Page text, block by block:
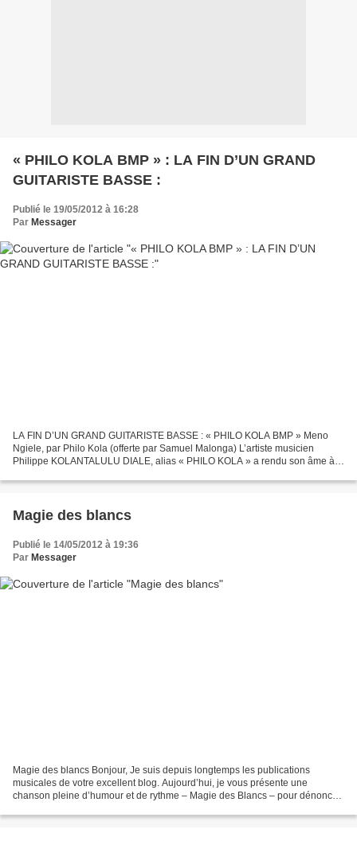
« PHILO KOLA BMP » : LA FIN D’UN GRAND
GUITARISTE BASSE :
Publié le 19/05/2012 à 16:28
Par Messager
LA FIN D’UN GRAND GUITARISTE BASSE : « PHILO KOLA BMP » Meno
Ngiele, par Philo Kola (offerte par Samuel Malonga) L’artiste musicien
Philippe KOLANTALULU DIALE, alias « PHILO KOLA » a rendu son âme à
Magie des blancs
Publié le 14/05/2012 à 19:36
Par Messager
Magie des blancs Bonjour, Je suis depuis longtemps les publications
musicales de votre excellent blog. Aujourd’hui, je vous présente une
chanson pleine d’humour et de rythme – Magie des Blancs – pour dénoncer